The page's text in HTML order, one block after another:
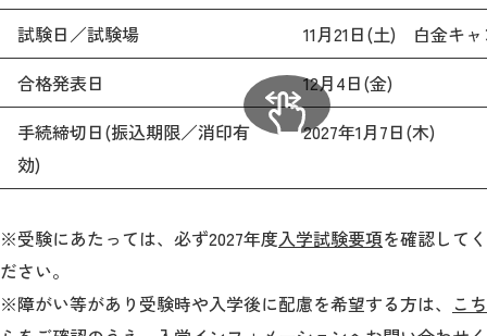
白金の丘奨学金
参考情報
試験日／試験場
11月21日(土) 白金キ
合格発表日
12月4日(金)
手続締切日(振込期限／消印有
効)
2027年1月7日(木)
※受験にあたっては、必ず2027年度入学試験要項を確認してく
ださい。
※障がい等があり受験時や入学後に配慮を希望する方は、 こち